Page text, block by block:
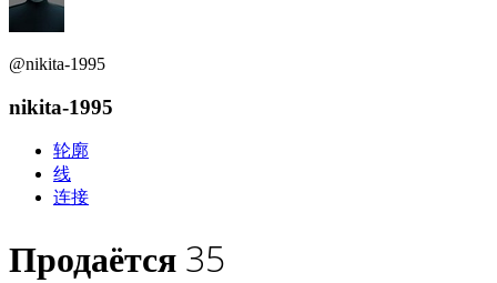
@nikita-1995
nikita-1995
轮廓
线
连接
Продаётся 35